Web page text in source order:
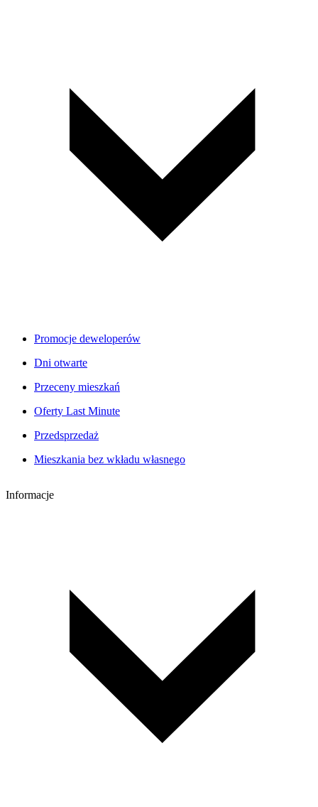
Promocje deweloperów
Dni otwarte
Przeceny mieszkań
Oferty Last Minute
Przedsprzedaż
Mieszkania bez wkładu własnego
Informacje